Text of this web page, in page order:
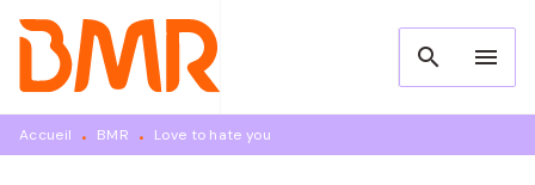
MENU RECHERCHE
PIED DE PAGE
search menu
Accueil • BMR • Love to hate you